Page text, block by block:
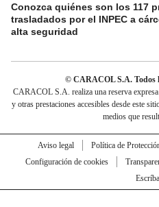
Conozca quiénes son los 117
trasladados por el INPEC a
alta seguridad
© CARACOL S.A. Todos
CARACOL S.A. realiza una reserva
y otras prestaciones accesibles desde este
medios que
Aviso legal Política de
Configuración de cookies